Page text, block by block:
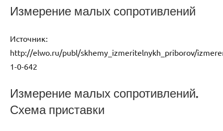
Измерение малых сопротивлений
Источник:
http://elwo.ru/publ/skhemy_izmeritelnykh_priborov/
1-0-642
Измерение малых сопротивлений.
Схема приставки